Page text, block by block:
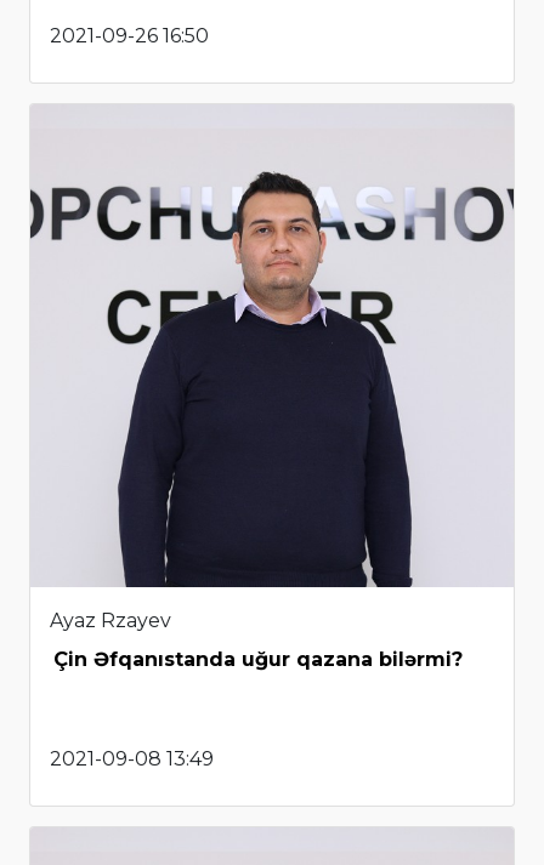
2021-09-26 16:50
Ayaz Rzayev
Çin Əfqanıstanda uğur qazana bilərmi?
2021-09-08 13:49